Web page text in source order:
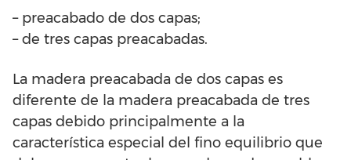
– preacabado de dos capas;
– de tres capas preacabadas.
La madera preacabada de dos capas es
diferente de la madera preacabada de tres
capas debido principalmente a la
característica especial del fino equilibrio que